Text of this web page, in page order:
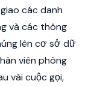
các danh
và các thông
lên cơ sở dữ
viên phòng
vài cuộc gọi,